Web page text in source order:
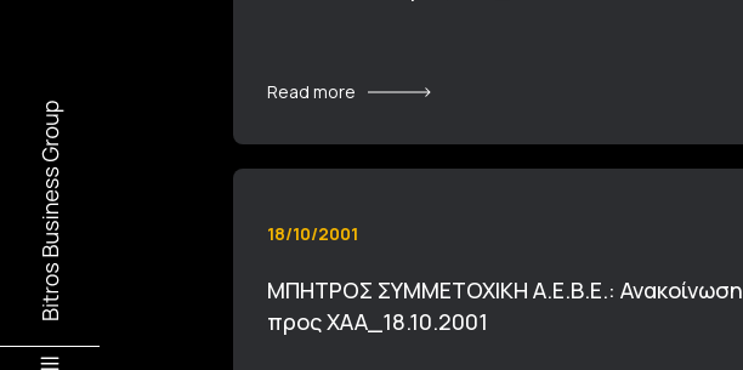
Read more
18/10/2001
ΜΠΗΤΡΟΣ ΣΥΜΜΕΤΟΧΙΚΗ Α.Ε.Β.Ε.: Ανακοίνωση
προς ΧΑΑ_18.10.2001